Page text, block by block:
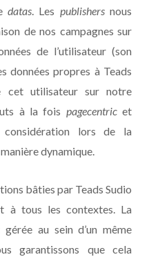
datas. Les publishersnous
de nos campagnes sur
de l’utilisateur (son
données propres à Teads
cet utilisateur sur notre
à la fois pagecentricet
lors de la
dynamique.
bâties par Teads Sudio
à tous les contextes. La
au sein d’un même
garantissons que cela